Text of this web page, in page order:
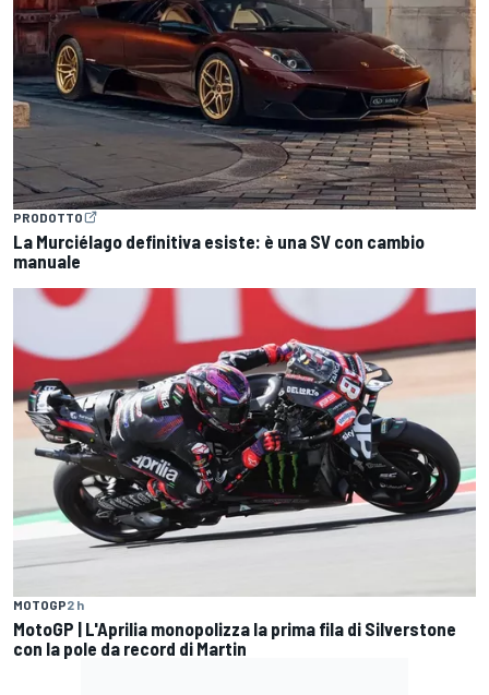
PRODOTTO
La Murciélago definitiva esiste: è una SV con cambio
manuale
MOTOGP2 h
MotoGP | L'Aprilia monopolizza la prima fila di Silverstone
con la pole da record di Martin